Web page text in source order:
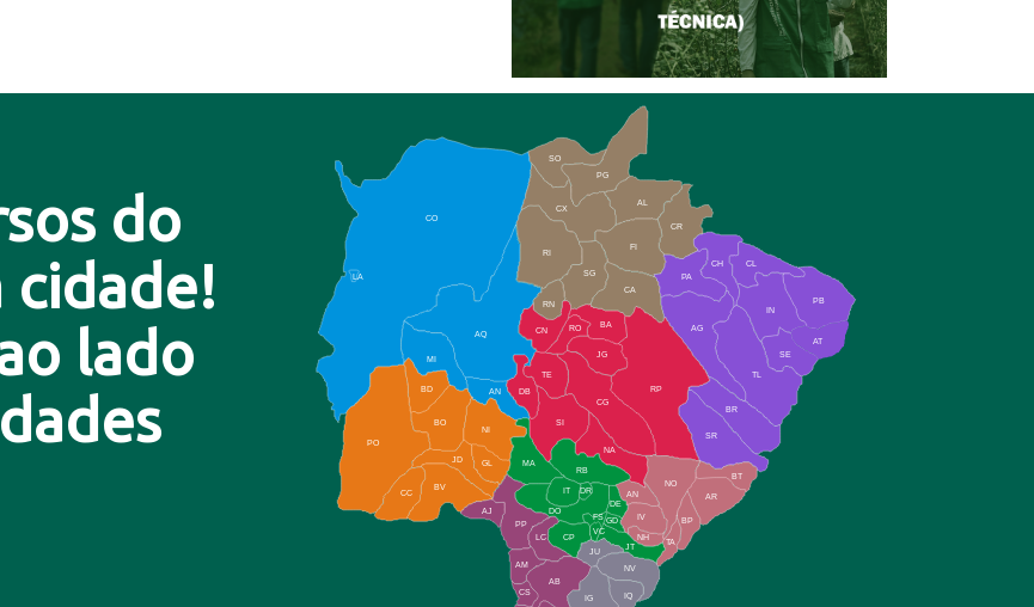
do
cidade!
lado
CO
AQ
MI
AN
CX
RI
AL
CR
FI
SG
BA
CA
PA
CH CL
PB
SE
TL
AG
BR
SR
BT
AR
RP
RO
JG
CG
SI
NA
TA
NH
JT
RB
MA
IT
DR
DO
CP
JU
NV
IQ
BD
BO
NI
JD
PO
BV
CC
PP
AJ
LC
AM
AB
DB
TE
CS
IG
IN
NO
BP
RN
CN
GL
AN
IV
FS
VC
GD
DE
AT
PG
SO
LA